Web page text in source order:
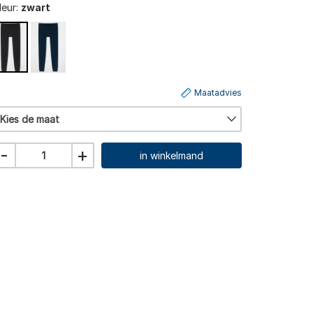
zwart
Kies de maat
Maatadvies
- + in winkelmand